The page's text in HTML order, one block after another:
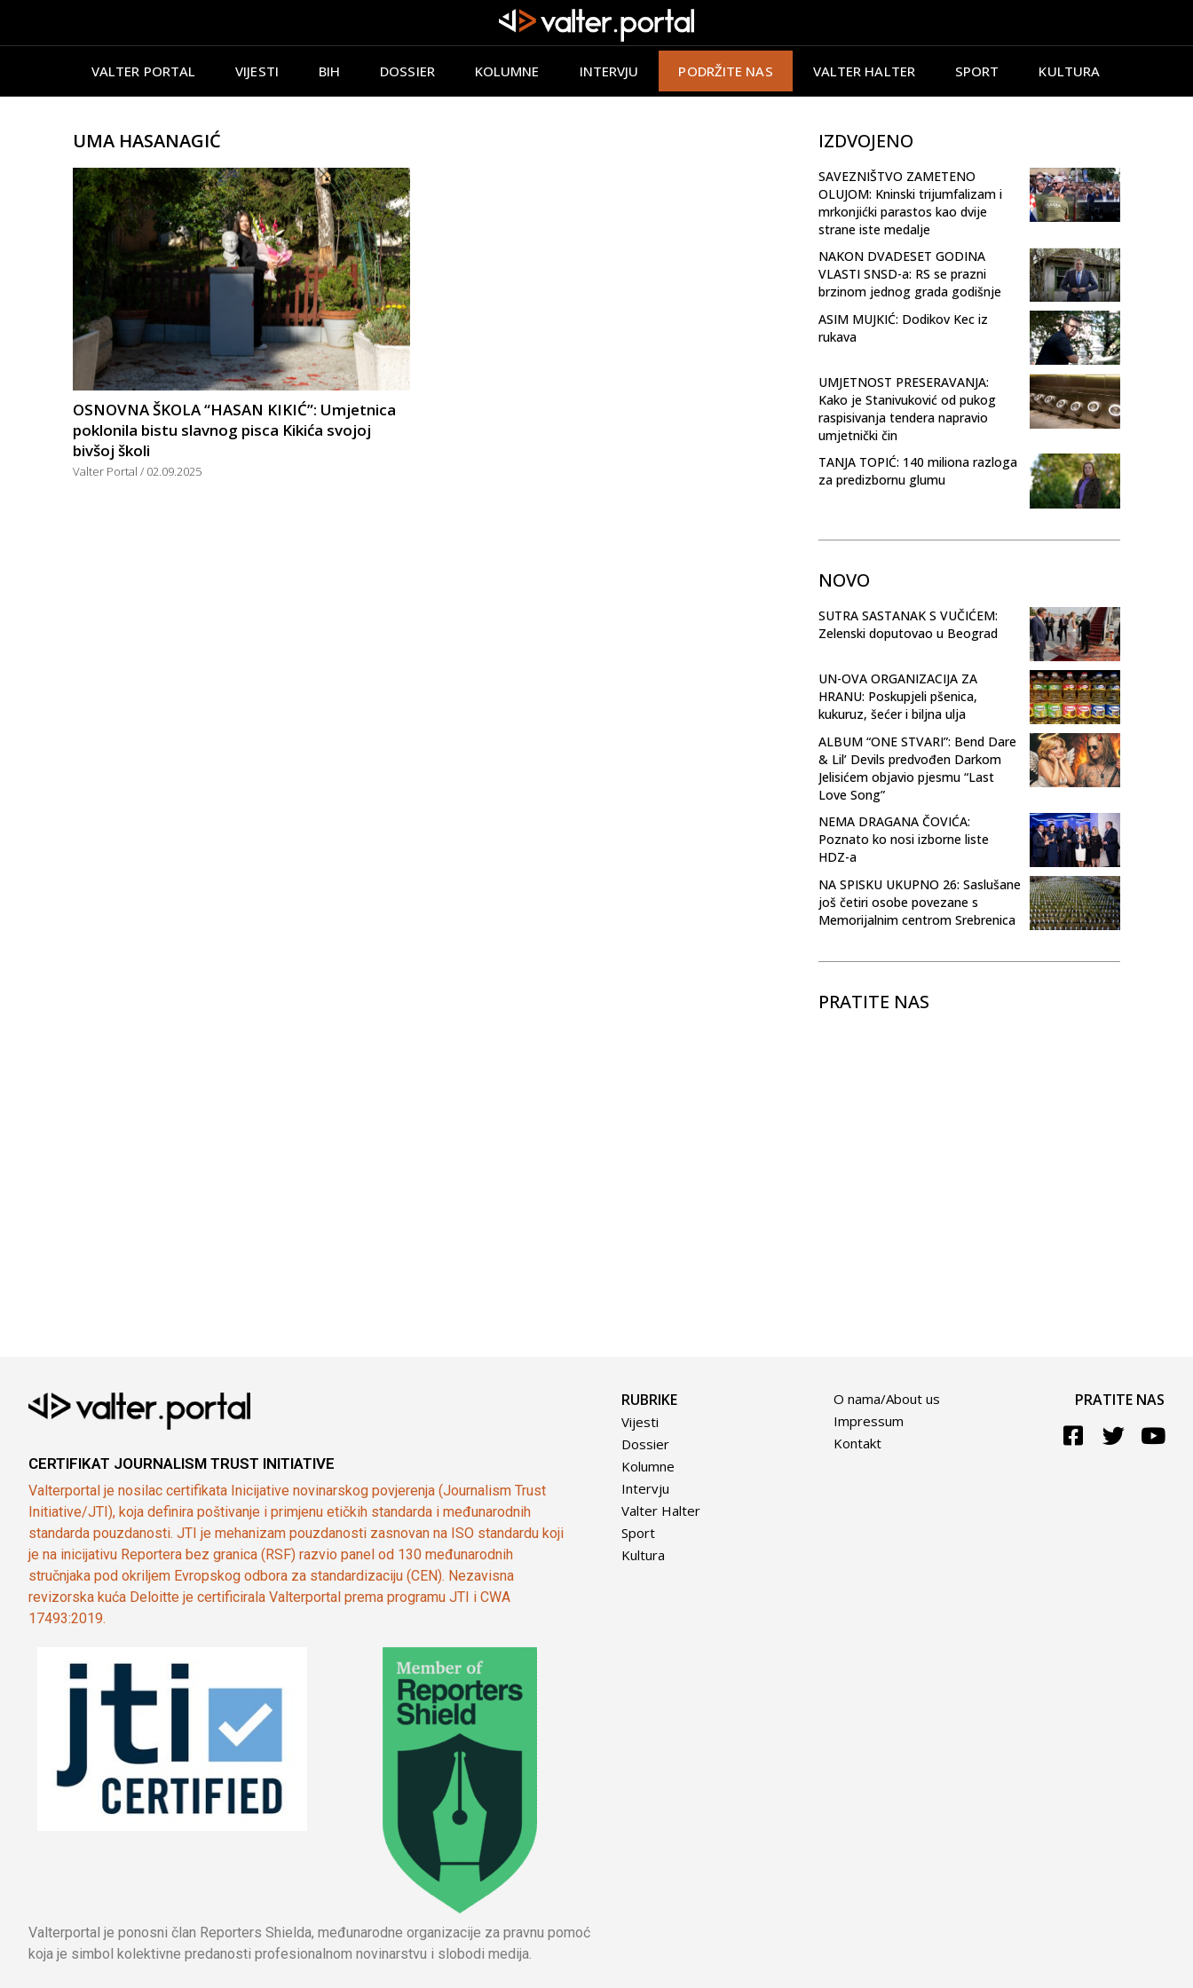
VALTER PORTAL VIJESTI BIH DOSSIER KOLUMNE INTERVJU PODRŽITE NAS VALTER HALTER SPORT KULTURA
UMA HASANAGIĆ
OSNOVNA ŠKOLA “HASAN KIKIĆ”: Umjetnica
poklonila bistu slavnog pisca Kikića svojoj
bivšoj školi
Valter Portal 02.09.2025
IZDVOJENO
SAVEZNIŠTVO ZAMETENO
OLUJOM: Kninski trijumfalizam i
mrkonjićki parastos kao dvije
strane iste medalje
NAKON DVADESET GODINA
VLASTI SNSD-a: RS se prazni
brzinom jednog grada godišnje
ASIM MUJKIĆ: Dodikov Kec iz
rukava
UMJETNOST PRESERAVANJA:
Kako je Stanivuković od pukog
raspisivanja tendera napravio
umjetnički čin
TANJA TOPIĆ: 140 miliona razloga
za predizbornu glumu
NOVO
SUTRA SASTANAK S VUČIĆEM:
Zelenski doputovao u Beograd
UN-OVA ORGANIZACIJA ZA
HRANU: Poskupjeli pšenica,
kukuruz, šećer i biljna ulja
ALBUM “ONE STVARI”: Bend Dare
& Lil’ Devils predvođen Darkom
Jelisićem objavio pjesmu “Last
Love Song”
NEMA DRAGANA ČOVIĆA:
Poznato ko nosi izborne liste
HDZ-a
NA SPISKU UKUPNO 26: Saslušane
još četiri osobe povezane s
Memorijalnim centrom Srebrenica
PRATITE NAS
CERTIFIKAT JOURNALISM TRUST INITIATIVE
Valterportal je nosilac certifikata Inicijative novinarskog povjerenja (Journalism Trust
Initiative/JTI), koja definira poštivanje i primjenu etičkih standarda i međunarodnih
standarda pouzdanosti. JTI je mehanizam pouzdanosti zasnovan na ISO standardu koji
je na inicijativu Reportera bez granica (RSF) razvio panel od 130 međunarodnih
stručnjaka pod okriljem Evropskog odbora za standardizaciju (CEN). Nezavisna
revizorska kuća Deloitte je certificirala Valterportal prema programu JTI i CWA
17493:2019.
Valterportal je ponosni član Reporters Shielda, međunarodne organizacije za pravnu pomoć
koja je simbol kolektivne predanosti profesionalnom novinarstvu i slobodi medija.
RUBRIKE
Vijesti
Dossier
Kolumne
Intervju
Valter Halter
Sport
Kultura
O nama/About us
Impressum
Kontakt
PRATITE NAS